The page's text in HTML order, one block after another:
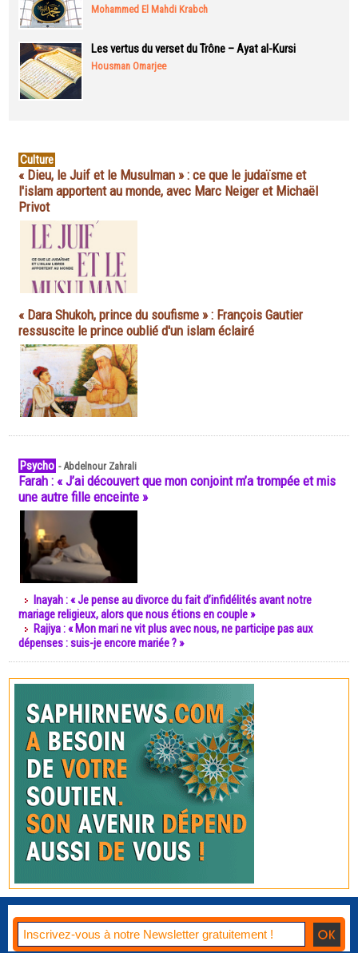
Mohammed El Mahdi Krabch
Les vertus du verset du Trône – Ayat al-Kursi
Housman Omarjee
Culture
« Dieu, le Juif et le Musulman » : ce que le judaïsme et
l'islam apportent au monde, avec Marc Neiger et Michaël
Privot
« Dara Shukoh, prince du soufisme » : François Gautier
ressuscite le prince oublié d'un islam éclairé
Psycho -Abdelnour Zahrali
Farah : « J’ai découvert que mon conjoint m’a trompée et mis
une autre fille enceinte »
Inayah : « Je pense au divorce du fait d’infidélités avant notre
mariage religieux, alors que nous étions en couple »
Rajiya : « Mon mari ne vit plus avec nous, ne participe pas aux
dépenses : suis-je encore mariée ? »